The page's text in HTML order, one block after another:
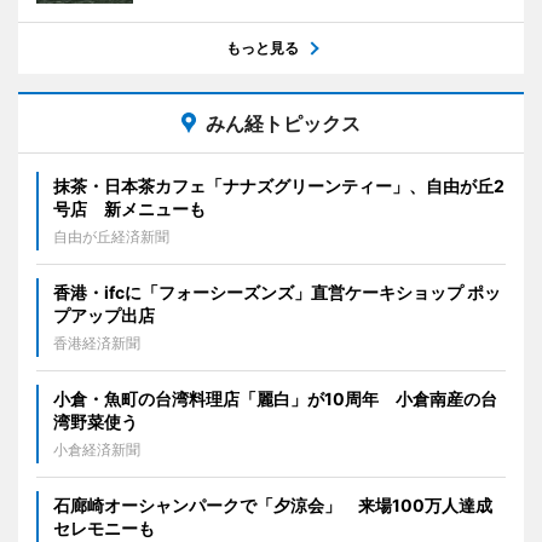
もっと見る
みん経トピックス
抹茶・日本茶カフェ「ナナズグリーンティー」、自由が丘2
号店 新メニューも
自由が丘経済新聞
香港・ifcに「フォーシーズンズ」直営ケーキショップ ポッ
プアップ出店
香港経済新聞
小倉・魚町の台湾料理店「麗白」が10周年 小倉南産の台
湾野菜使う
小倉経済新聞
石廊崎オーシャンパークで「夕涼会」 来場100万人達成
セレモニーも